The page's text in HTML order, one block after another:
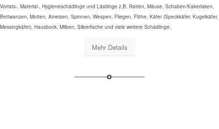
Vorrats-, Material-, Hygieneschädlinge und Lästlinge z.B. Ratten, Mäuse, Schaben/Kakerlaken,
Bettwanzen, Motten, Ameisen, Spinnen, Wespen, Fliegen, Flöhe, Käfer (Speckkäfer, Kugelkäfer,
Messingkäfer), Hausbock, Milben, Silberfische und viele weitere Schädlinge.
Mehr Details